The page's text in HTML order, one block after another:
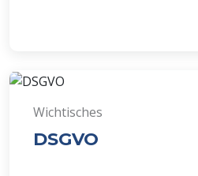
Wichtisches
DSGVO